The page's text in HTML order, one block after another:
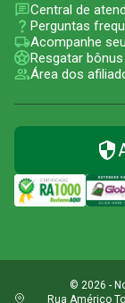
Central de
Perguntas
Acompanhe
Resgatar bônus
Área dos
© 2026 -
Rua Américo